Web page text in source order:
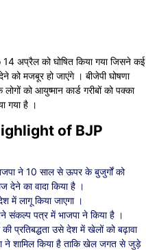
को घोषित किया गया जिसने कई
को मजबूर हो जाएंगे । बीजेपी घोषणा
को आयुष्मान कार्ड गरीबों को पक्का
गया है ।
of BJP
ने 10 साल से ऊपर के बुजुर्गों को
देने का वादा किया है ।
में लागू किया जाएगा ।
संकल्प पत्र में भाजपा ने किया है ।
प्रतिबद्धता उसे देश में खेलों को बढ़ावा
ने शामिल किया है ताकि खेल जगत से जुड़े